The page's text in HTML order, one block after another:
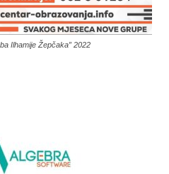
Ilhamije Žepčaka” 2022